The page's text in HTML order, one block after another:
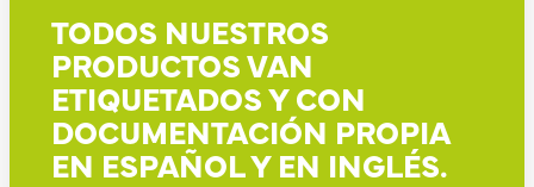
TODOS NUESTROS
PRODUCTOS VAN
ETIQUETADOS Y CON
DOCUMENTACIÓN PROPIA
EN ESPAÑOL Y EN INGLÉS.